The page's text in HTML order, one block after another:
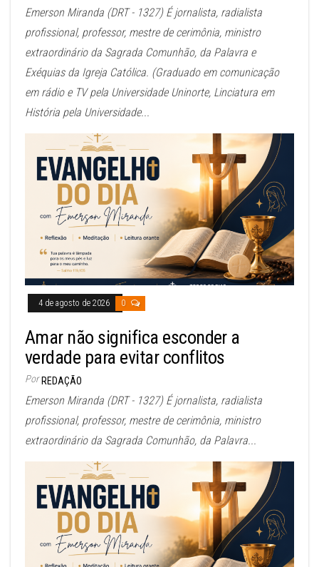
Emerson Miranda (DRT - 1327) É jornalista, radialista
profissional, professor, mestre de cerimônia, ministro
extraordinário da Sagrada Comunhão, da Palavra e
Exéquias da Igreja Católica. (Graduado em comunicação
em rádio e TV pela Universidade Uninorte, Linciatura em
História pela Universidade...
4 de agosto de 2026 0
Amar não significa esconder a
verdade para evitar conflitos
Por REDAÇÃO
Emerson Miranda (DRT - 1327) É jornalista, radialista
profissional, professor, mestre de cerimônia, ministro
extraordinário da Sagrada Comunhão, da Palavra...